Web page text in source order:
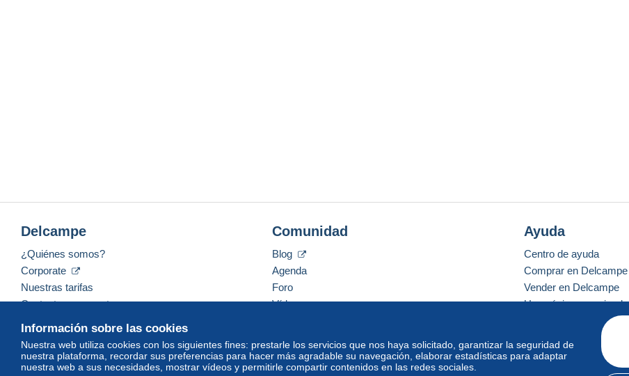
Información sobre las cookies
Nuestra web utiliza cookies con los siguientes fines: prestarle los servicios que nos haya solicitado, garantizar la seguridad de
nuestra plataforma, recordar sus preferencias para hacer más agradable su navegación, elaborar estadísticas para adaptar
nuestra web a sus necesidades, mostrar vídeos y permitirle compartir contenidos en las redes sociales.
Delcampe
¿Quiénes somos?
Corporate
Nuestras tarifas
Contacte con nosotros
Comunidad
Blog
Agenda
Foro
Vídeos
Ayuda
Centro de ayuda
Comprar en Delcampe
Vender en Delcampe
Una página securizada
Español USD America/Indiana/Vevay Modo estándar